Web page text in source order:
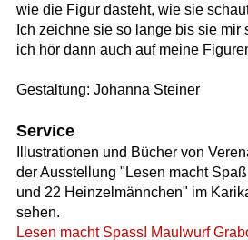
wie die Figur dasteht, wie sie
Ich zeichne sie so lange bis sie mir
ich hör dann auch auf meine
Gestaltung: Johanna Steiner
Service
Illustrationen und Bücher von
der Ausstellung "Lesen macht
und 22 Heinzelmännchen" im
sehen.
Lesen macht Spass! Maulwurf